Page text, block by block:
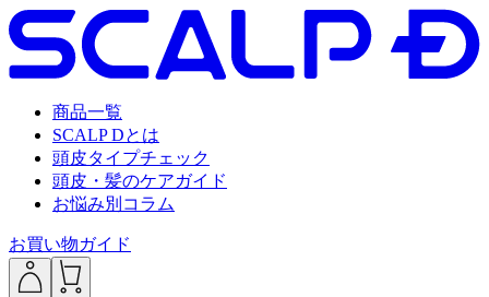
商品一覧
SCALP Dとは
頭皮タイプチェック
頭皮・髪のケアガイド
お悩み別コラム
お買い物ガイド